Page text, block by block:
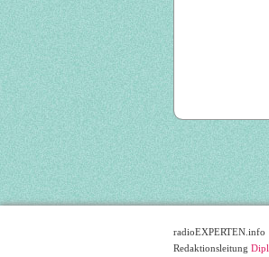
radioEXPERTEN.info
Redaktionsleitung